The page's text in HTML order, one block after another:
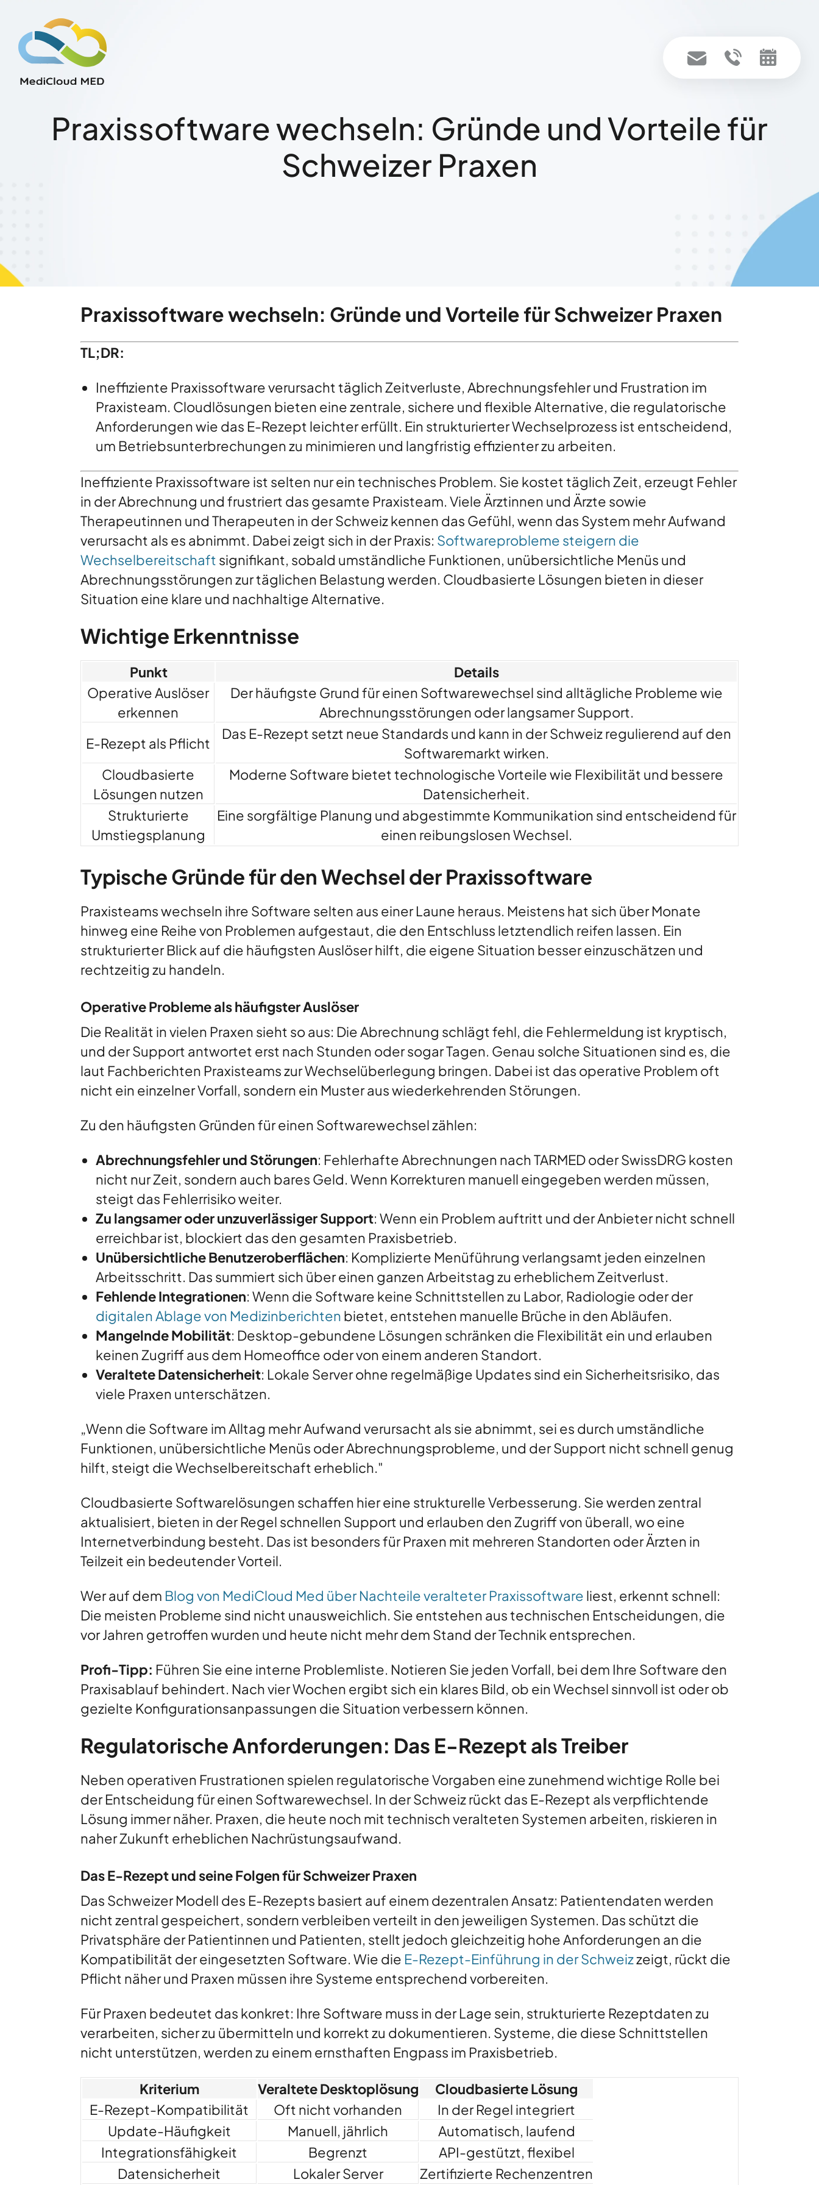
Praxissoftware wechseln: Gründe und Vorteile für
Schweizer Praxen
Praxissoftware wechseln: Gründe und Vorteile für Schweizer Praxen
TL;DR:
Ineffiziente Praxissoftware verursacht täglich Zeitverluste, Abrechnungsfehler und Frustration im
Praxisteam. Cloudlösungen bieten eine zentrale, sichere und flexible Alternative, die regulatorische
Anforderungen wie das E-Rezept leichter erfüllt. Ein strukturierter Wechselprozess ist entscheidend,
um Betriebsunterbrechungen zu minimieren und langfristig effizienter zu arbeiten.
Ineffiziente Praxissoftware ist selten nur ein technisches Problem. Sie kostet täglich Zeit, erzeugt Fehler
in der Abrechnung und frustriert das gesamte Praxisteam. Viele Ärztinnen und Ärzte sowie
Therapeutinnen und Therapeuten in der Schweiz kennen das Gefühl, wenn das System mehr Aufwand
verursacht als es abnimmt. Dabei zeigt sich in der Praxis: Softwareprobleme steigern die
Wechselbereitschaft signifikant, sobald umständliche Funktionen, unübersichtliche Menüs und
Abrechnungsstörungen zur täglichen Belastung werden. Cloudbasierte Lösungen bieten in dieser
Situation eine klare und nachhaltige Alternative.
Wichtige Erkenntnisse
Punkt
Details
Operative Auslöser
erkennen
Der häufigste Grund für einen Softwarewechsel sind alltägliche Probleme wie
Abrechnungsstörungen oder langsamer Support.
E-Rezept als Pflicht
Das E-Rezept setzt neue Standards und kann in der Schweiz regulierend auf den
Softwaremarkt wirken.
Cloudbasierte
Lösungen nutzen
Moderne Software bietet technologische Vorteile wie Flexibilität und bessere
Datensicherheit.
Strukturierte
Umstiegsplanung
Eine sorgfältige Planung und abgestimmte Kommunikation sind entscheidend für
einen reibungslosen Wechsel.
Typische Gründe für den Wechsel der Praxissoftware
Praxisteams wechseln ihre Software selten aus einer Laune heraus. Meistens hat sich über Monate
hinweg eine Reihe von Problemen aufgestaut, die den Entschluss letztendlich reifen lassen. Ein
strukturierter Blick auf die häufigsten Auslöser hilft, die eigene Situation besser einzuschätzen und
rechtzeitig zu handeln.
Operative Probleme als häufigster Auslöser
Die Realität in vielen Praxen sieht so aus: Die Abrechnung schlägt fehl, die Fehlermeldung ist kryptisch,
und der Support antwortet erst nach Stunden oder sogar Tagen. Genau solche Situationen sind es, die
laut Fachberichten Praxisteams zur Wechselüberlegung bringen. Dabei ist das operative Problem oft
nicht ein einzelner Vorfall, sondern ein Muster aus wiederkehrenden Störungen.
Zu den häufigsten Gründen für einen Softwarewechsel zählen:
Abrechnungsfehler und Störungen: Fehlerhafte Abrechnungen nach TARMED oder SwissDRG kosten
nicht nur Zeit, sondern auch bares Geld. Wenn Korrekturen manuell eingegeben werden müssen,
steigt das Fehlerrisiko weiter.
Zu langsamer oder unzuverlässiger Support: Wenn ein Problem auftritt und der Anbieter nicht schnell
erreichbar ist, blockiert das den gesamten Praxisbetrieb.
Unübersichtliche Benutzeroberflächen: Komplizierte Menüführung verlangsamt jeden einzelnen
Arbeitsschritt. Das summiert sich über einen ganzen Arbeitstag zu erheblichem Zeitverlust.
Fehlende Integrationen: Wenn die Software keine Schnittstellen zu Labor, Radiologie oder der
digitalen Ablage von Medizinberichten bietet, entstehen manuelle Brüche in den Abläufen.
Mangelnde Mobilität: Desktop-gebundene Lösungen schränken die Flexibilität ein und erlauben
keinen Zugriff aus dem Homeoffice oder von einem anderen Standort.
Veraltete Datensicherheit: Lokale Server ohne regelmäßige Updates sind ein Sicherheitsrisiko, das
viele Praxen unterschätzen.
„Wenn die Software im Alltag mehr Aufwand verursacht als sie abnimmt, sei es durch umständliche
Funktionen, unübersichtliche Menüs oder Abrechnungsprobleme, und der Support nicht schnell genug
hilft, steigt die Wechselbereitschaft erheblich."
Cloudbasierte Softwarelösungen schaffen hier eine strukturelle Verbesserung. Sie werden zentral
aktualisiert, bieten in der Regel schnellen Support und erlauben den Zugriff von überall, wo eine
Internetverbindung besteht. Das ist besonders für Praxen mit mehreren Standorten oder Ärzten in
Teilzeit ein bedeutender Vorteil.
Wer auf dem Blog von MediCloud Med über Nachteile veralteter Praxissoftware liest, erkennt schnell:
Die meisten Probleme sind nicht unausweichlich. Sie entstehen aus technischen Entscheidungen, die
vor Jahren getroffen wurden und heute nicht mehr dem Stand der Technik entsprechen.
Profi-Tipp: Führen Sie eine interne Problemliste. Notieren Sie jeden Vorfall, bei dem Ihre Software den
Praxisablauf behindert. Nach vier Wochen ergibt sich ein klares Bild, ob ein Wechsel sinnvoll ist oder ob
gezielte Konfigurationsanpassungen die Situation verbessern können.
Regulatorische Anforderungen: Das E-Rezept als Treiber
Neben operativen Frustrationen spielen regulatorische Vorgaben eine zunehmend wichtige Rolle bei
der Entscheidung für einen Softwarewechsel. In der Schweiz rückt das E-Rezept als verpflichtende
Lösung immer näher. Praxen, die heute noch mit technisch veralteten Systemen arbeiten, riskieren in
naher Zukunft erheblichen Nachrüstungsaufwand.
Das E-Rezept und seine Folgen für Schweizer Praxen
Das Schweizer Modell des E-Rezepts basiert auf einem dezentralen Ansatz: Patientendaten werden
nicht zentral gespeichert, sondern verbleiben verteilt in den jeweiligen Systemen. Das schützt die
Privatsphäre der Patientinnen und Patienten, stellt jedoch gleichzeitig hohe Anforderungen an die
Kompatibilität der eingesetzten Software. Wie die E-Rezept-Einführung in der Schweizzeigt, rückt die
Pflicht näher und Praxen müssen ihre Systeme entsprechend vorbereiten.
Für Praxen bedeutet das konkret: Ihre Software muss in der Lage sein, strukturierte Rezeptdaten zu
verarbeiten, sicher zu übermitteln und korrekt zu dokumentieren. Systeme, die diese Schnittstellen
nicht unterstützen, werden zu einem ernsthaften Engpass im Praxisbetrieb.
Kriterium Veraltete Desktoplösung
Cloudbasierte Lösung
E-Rezept-Kompatibilität
Oft nicht vorhanden
In der Regel integriert
Update-Häufigkeit
Manuell, jährlich
Automatisch, laufend
Integrationsfähigkeit
Begrenzt
API-gestützt, flexibel
Datensicherheit
Lokaler Server Zertifizierte Rechenzentren